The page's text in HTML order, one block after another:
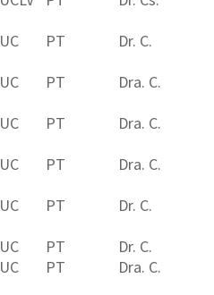
UC PT
Dr. C.
UC PT
Dra. C.
UC PT
Dra. C.
UC PT
Dra. C.
UC PT
Dr. C.
UC PT
Dr. C.
UC PT
Dra. C.